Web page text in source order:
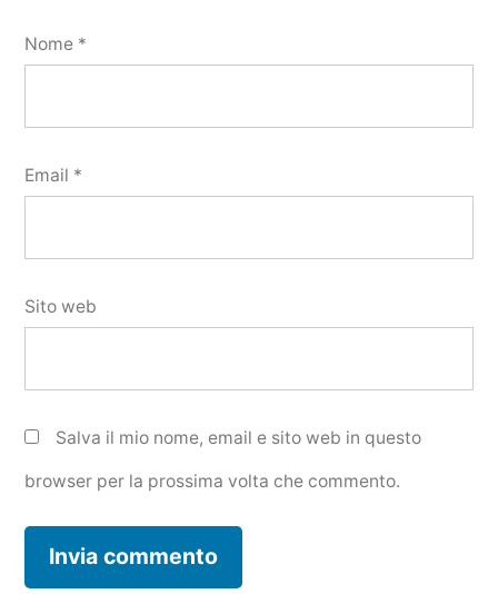
Nome *
Email *
Sito web
Salva il mio nome, email e sito web in questo
browser per la prossima volta che commento.